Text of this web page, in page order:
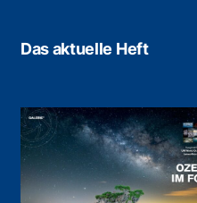
Das aktuelle Heft